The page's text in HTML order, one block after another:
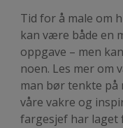
Tid for å male om
kan være både en
oppgave – men
noen. Les mer om
man bør tenkte på
våre vakre og
fargesjef har laget